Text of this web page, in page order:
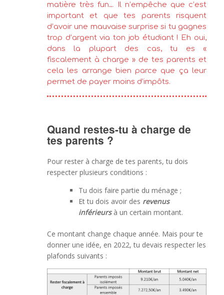
matière très fun… Il n’empêche que c’est
important et que tes parents risquent
d’avoir une mauvaise surprise si tu gagnes
trop d’argent via ton job étudiant ! Eh oui,
dans la plupart des cas, tu es «
fiscalement à charge » de tes parents et
cela les arrange bien parce que ça leur
permet de payer moins d’impôts.
Quand restes-tu à charge de
tes parents ?
Pour rester à charge de tes parents, tu dois
respecter plusieurs conditions :
Tu dois faire partie du ménage ;
Et tu dois avoir des revenus
inférieursà un certain montant.
Ce montant change chaque année. Mais pour te
donner une idée, en 2022, tu devais respecter les
plafonds suivants :